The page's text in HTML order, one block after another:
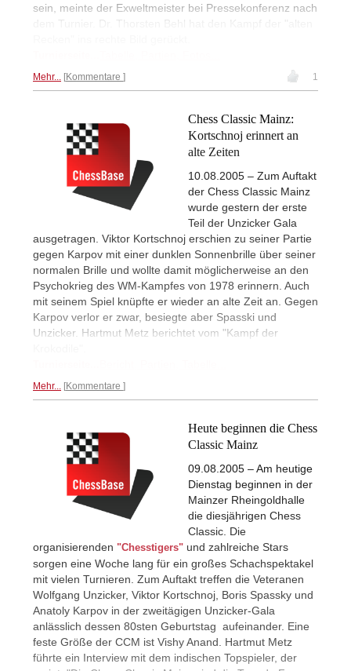
sein, meinte der Exweltmeister bei Pressekonferenz nach
dem Turnier. Dr. Thorsten Behl hat den Kampf der "alten
Mehr... Kommentare 1
Chess Classic Mainz:
Kortschnoj erinnert an
alte Zeiten
10.08.2005 – Zum Auftakt
der Chess Classic Mainz
wurde gestern der erste
Teil der Unzicker Gala
ausgetragen. Viktor Kortschnoj erschien zu seiner Partie
gegen Karpov mit einer dunklen Sonnenbrille über seiner
normalen Brille und wollte damit möglicherweise an den
Psychokrieg des WM-Kampfes von 1978 erinnern. Auch
mit seinem Spiel knüpfte er wieder an alte Zeit an. Gegen
Karpov verlor er zwar, besiegte aber Spasski und
Unzicker. Hartmut Metz berichtet vom "Kampf der
Mehr... Kommentare
Heute beginnen die Chess
Classic Mainz
09.08.2005 – Am heutige
Dienstag beginnen in der
Mainzer Rheingoldhalle
die diesjährigen Chess
Classic. Die
organisierenden "Chesstigers" und zahlreiche Stars
sorgen eine Woche lang für ein großes Schachspektakel
mit vielen Turnieren. Zum Auftakt treffen die Veteranen
Wolfgang Unzicker, Viktor Kortschnoj, Boris Spassky und
Anatoly Karpov in der zweitägigen Unzicker-Gala
anlässlich dessen 80sten Geburtstag aufeinander. Eine
feste Größe der CCM ist Vishy Anand. Hartmut Metz
führte ein Interview mit dem indischen Topspieler, der